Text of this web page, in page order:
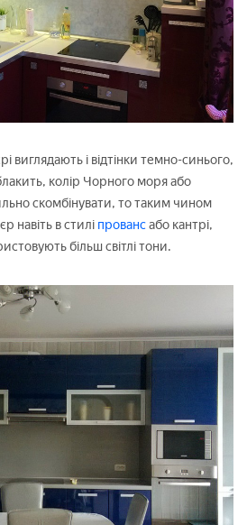
виглядають і відтінки темно-синього,
колір Чорного моря або
скомбінувати, то таким чином
навіть в стилі провансабо кантрі,
більш світлі тони.